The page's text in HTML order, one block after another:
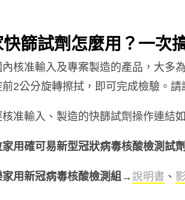
快篩試劑怎麼用？一次
內核准輸入及專案製造的產品，大多
2公分旋轉擦拭，即可完成檢驗。
准輸入、製造的快篩試劑操作連結如
家用確可易新型冠狀病毒核酸檢測試劑
用新冠病毒核酸檢測組→說明書 、